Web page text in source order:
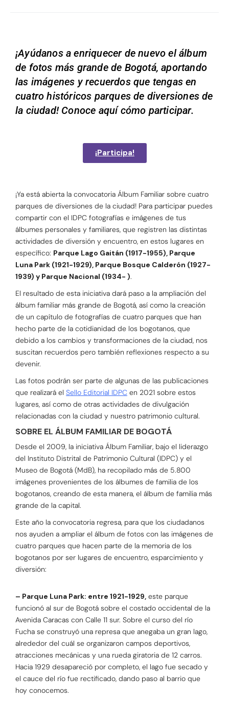
¡Ayúdanos a enriquecer de nuevo el álbum
de fotos más grande de Bogotá, aportando
las imágenes y recuerdos que tengas en
cuatro históricos parques de diversiones de
la ciudad! Conoce aquí cómo participar.
¡Participa!
¡Ya está abierta la convocatoria Álbum Familiar sobre cuatro
parques de diversiones de la ciudad! Para participar puedes
compartir con el IDPC fotografías e imágenes de tus
álbumes personales y familiares, que registren las distintas
actividades de diversión y encuentro, en estos lugares en
específico: Parque Lago Gaitán (1917-1955), Parque
Luna Park (1921-1929), Parque Bosque Calderón (1927-
1939) y Parque Nacional (1934- ).
El resultado de esta iniciativa dará paso a la ampliación del
álbum familiar más grande de Bogotá, así como la creación
de un capítulo de fotografías de cuatro parques que han
hecho parte de la cotidianidad de los bogotanos, que
debido a los cambios y transformaciones de la ciudad, nos
suscitan recuerdos pero también reflexiones respecto a su
devenir.
Las fotos podrán ser parte de algunas de las publicaciones
que realizará el Sello Editorial IDPC en 2021 sobre estos
lugares, así como de otras actividades de divulgación
relacionadas con la ciudad y nuestro patrimonio cultural.
SOBRE EL ÁLBUM FAMILIAR DE BOGOTÁ
Desde el 2009, la iniciativa Álbum Familiar, bajo el liderazgo
del Instituto Distrital de Patrimonio Cultural (IDPC) y el
Museo de Bogotá (MdB), ha recopilado más de 5.800
imágenes provenientes de los álbumes de familia de los
bogotanos, creando de esta manera, el álbum de familia más
grande de la capital.
Este año la convocatoria regresa, para que los ciudadanos
nos ayuden a ampliar el álbum de fotos con las imágenes de
cuatro parques que hacen parte de la memoria de los
bogotanos por ser lugares de encuentro, esparcimiento y
diversión:
– Parque Luna Park: entre 1921-1929, este parque
funcionó al sur de Bogotá sobre el costado occidental de la
Avenida Caracas con Calle 11 sur. Sobre el curso del río
Fucha se construyó una represa que anegaba un gran lago,
alrededor del cuál se organizaron campos deportivos,
atracciones mecánicas y una rueda giratoria de 12 carros.
Hacia 1929 desapareció por completo, el lago fue secado y
el cauce del río fue rectificado, dando paso al barrio que
hoy conocemos.